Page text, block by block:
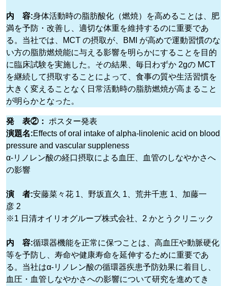
内 容:身体活動時の脂肪酸化（燃焼）を高めることは、肥
満を予防・改善し、適切な体重を維持するのに重要であ
る。当社では、MCT の摂取が、BMI が高めで運動習慣のな
い方の脂肪燃焼能に与える影響を明らかにすることを目的
に臨床試験を実施した。その結果、毎日わずか 2gの MCT
を継続して摂取することによって、食事の質や生活習慣を
大きく変えることなく日常活動時の脂肪燃焼が高まること
が明らかとなった。
発 表②：
ポスター発表
演題名:Effects of oral intake of alpha-linolenic acid on blood
pressure and vascular suppleness
α-リノレン酸の経口摂取による血圧、血管のしなやかさへ
の影響
演 者:安藤菜々花 1、野坂直久 1、荒井千恵 1、加藤一
彦 2
※1 日清オイリオグループ株式会社、2 かとうクリニック
内 容:循環器機能を正常に保つことは、高血圧や動脈硬化
等を予防し、寿命や健康寿命を延伸するために重要であ
る。当社はα-リノレン酸の循環器疾患予防効果に着目し、
血圧・血管しなやかさへの影響について研究を進めてき